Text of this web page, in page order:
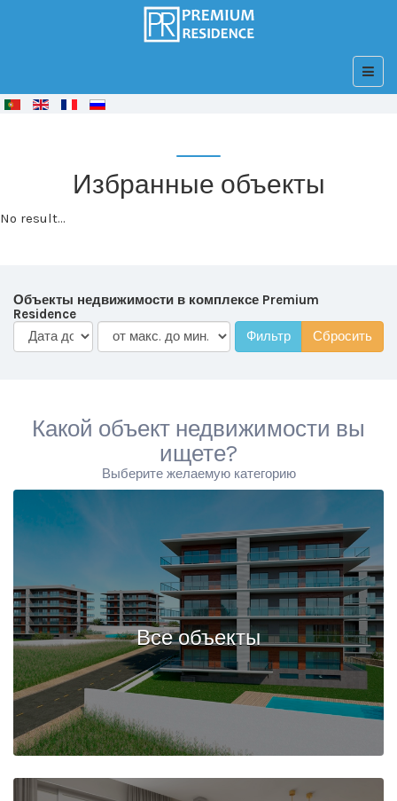
© FreeJoomla! 3 Modules
Избранные объекты
No result...
Объекты недвижимости в комплексе Premium
Residence
Какой объект недвижимости вы
ищете?
Выберите желаемую категорию
Все объекты